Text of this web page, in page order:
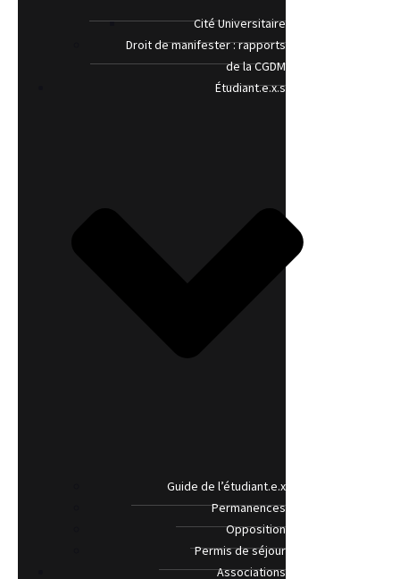
Cité Universitaire
Droit de manifester : rapports
de la CGDM
Étudiant.e.x.s
Guide de l’étudiant.e.x
Permanences
Opposition
Permis de séjour
Associations